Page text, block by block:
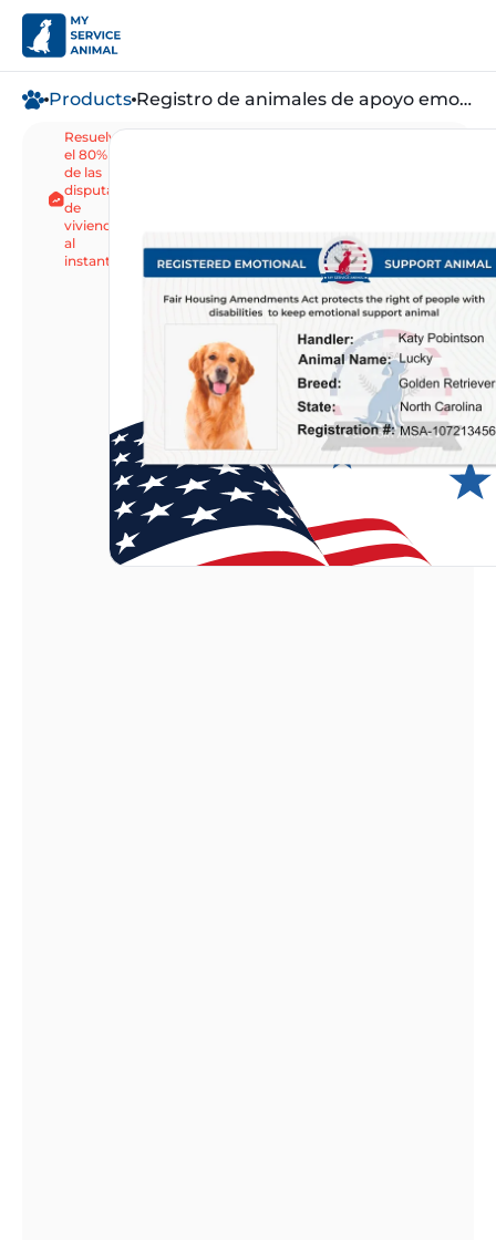
Products Registro de animales de apoyo emocional
Resuelve
el 80%
de las
disputas
de
vivienda
al
instante